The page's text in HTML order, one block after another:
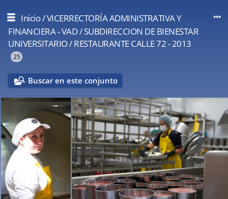
Inicio/VICERRECTORÍA ADMINISTRATIVA Y
FINANCIERA - VAD/SUBDIRECCION DE BIENESTAR
UNIVERSITARIO/RESTAURANTE CALLE 72 - 2013
25
Buscar en este conjunto